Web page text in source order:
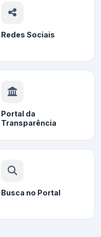
Redes Sociais
Portal da
Transparência
Busca no Portal